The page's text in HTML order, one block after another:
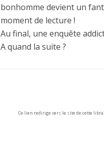
bonhomme devient un
moment de lecture !
Au final, une enquête
A quand la suite ?
Ce lien redirige vers le site de cette